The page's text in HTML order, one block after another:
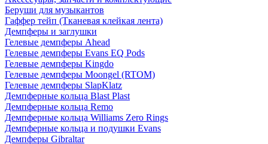
Беруши для музыкантов
Гаффер тейп (Тканевая клейкая лента)
Демпферы и заглушки
Гелевые демпферы Ahead
Гелевые демпферы Evans EQ Pods
Гелевые демпферы Kingdo
Гелевые демпферы Moongel (RTOM)
Гелевые демпферы SlapKlatz
Демпферные кольца Blast Plast
Демпферные кольца Remo
Демпферные кольца Williams Zero Rings
Демпферные кольца и подушки Evans
Демпферы Gibraltar